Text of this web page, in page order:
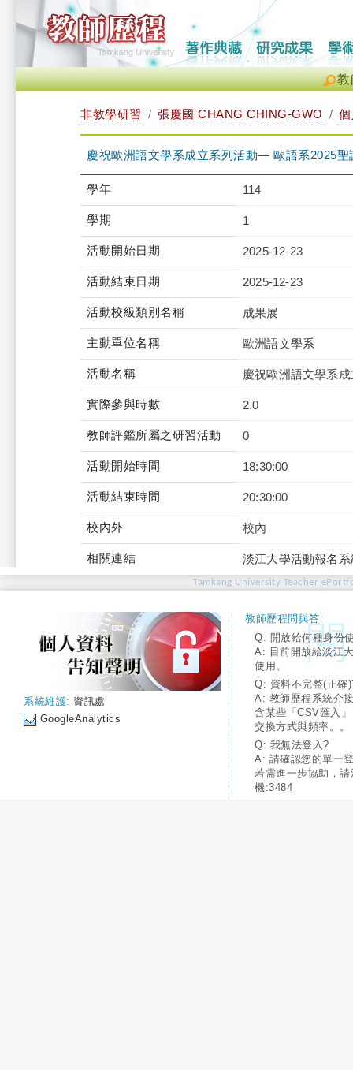
教
非教學研習 張慶國 CHANG CHING-GWO
慶祝歐洲語文學系成立系列活動— 歐語系2025
學年 114
學期 1
活動開始日期 2025-12-23
活動結束日期 2025-12-23
活動校級類別名稱 成果展
主動單位名稱 歐洲語文學系
活動名稱 慶祝歐洲語文學系
實際參與時數 2.0
教師評鑑所屬之研習活動 0
活動開始時間 18:30:00
活動結束時間 20:30:00
校內外 校內
相關連結 淡江大學活動報名
Tamkang University Teacher
系統維護: 資訊處
GoogleAnalytics
教師歷程問與答:
Q: 開放給何種身份
A: 目前開放給淡江
使用。
Q: 資料不完整(正確
A: 教師歷程系統介
含某些「CSV匯入
交換方式與頻率。。
Q: 我無法登入?
A: 請確認您的單一
若需進一步協助，
機:3484